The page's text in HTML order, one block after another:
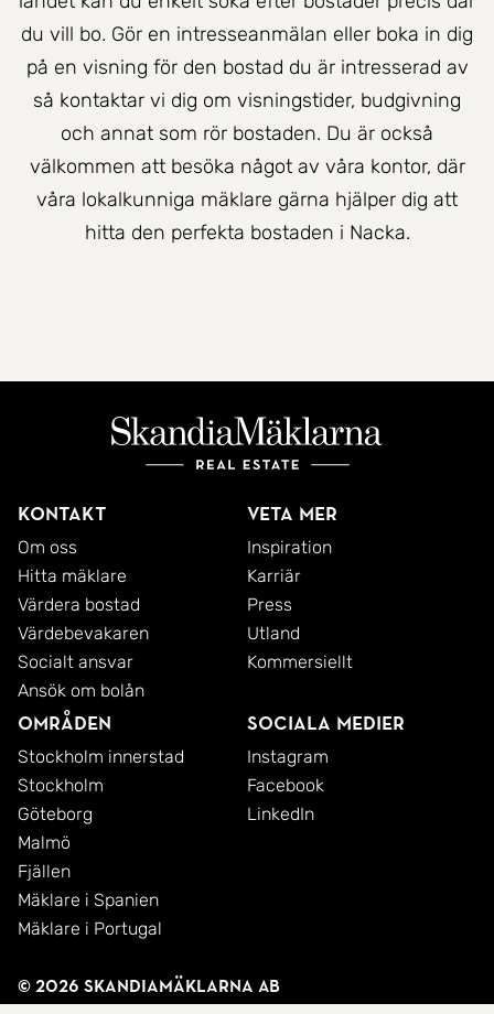
du vill bo. Gör en intresseanmälan eller boka in dig
på en visning för den bostad du är intresserad av
så kontaktar vi dig om visningstider, budgivning
och annat som rör bostaden. Du är också
välkommen att besöka något av våra kontor, där
våra lokalkunniga mäklare gärna hjälper dig att
hitta den perfekta bostaden i Nacka.
Kontakt
Om oss
Hitta mäklare
Värdera bostad
Värdebevakaren
Socialt ansvar
Ansök om bolån
Veta mer
Inspiration
Karriär
Press
Utland
Kommersiellt
Områden
Stockholm innerstad
Stockholm
Göteborg
Malmö
Fjällen
Mäklare i Spanien
Mäklare i Portugal
Sociala medier
Instagram
Facebook
LinkedIn
© 2026 SkandiaMäklarna AB